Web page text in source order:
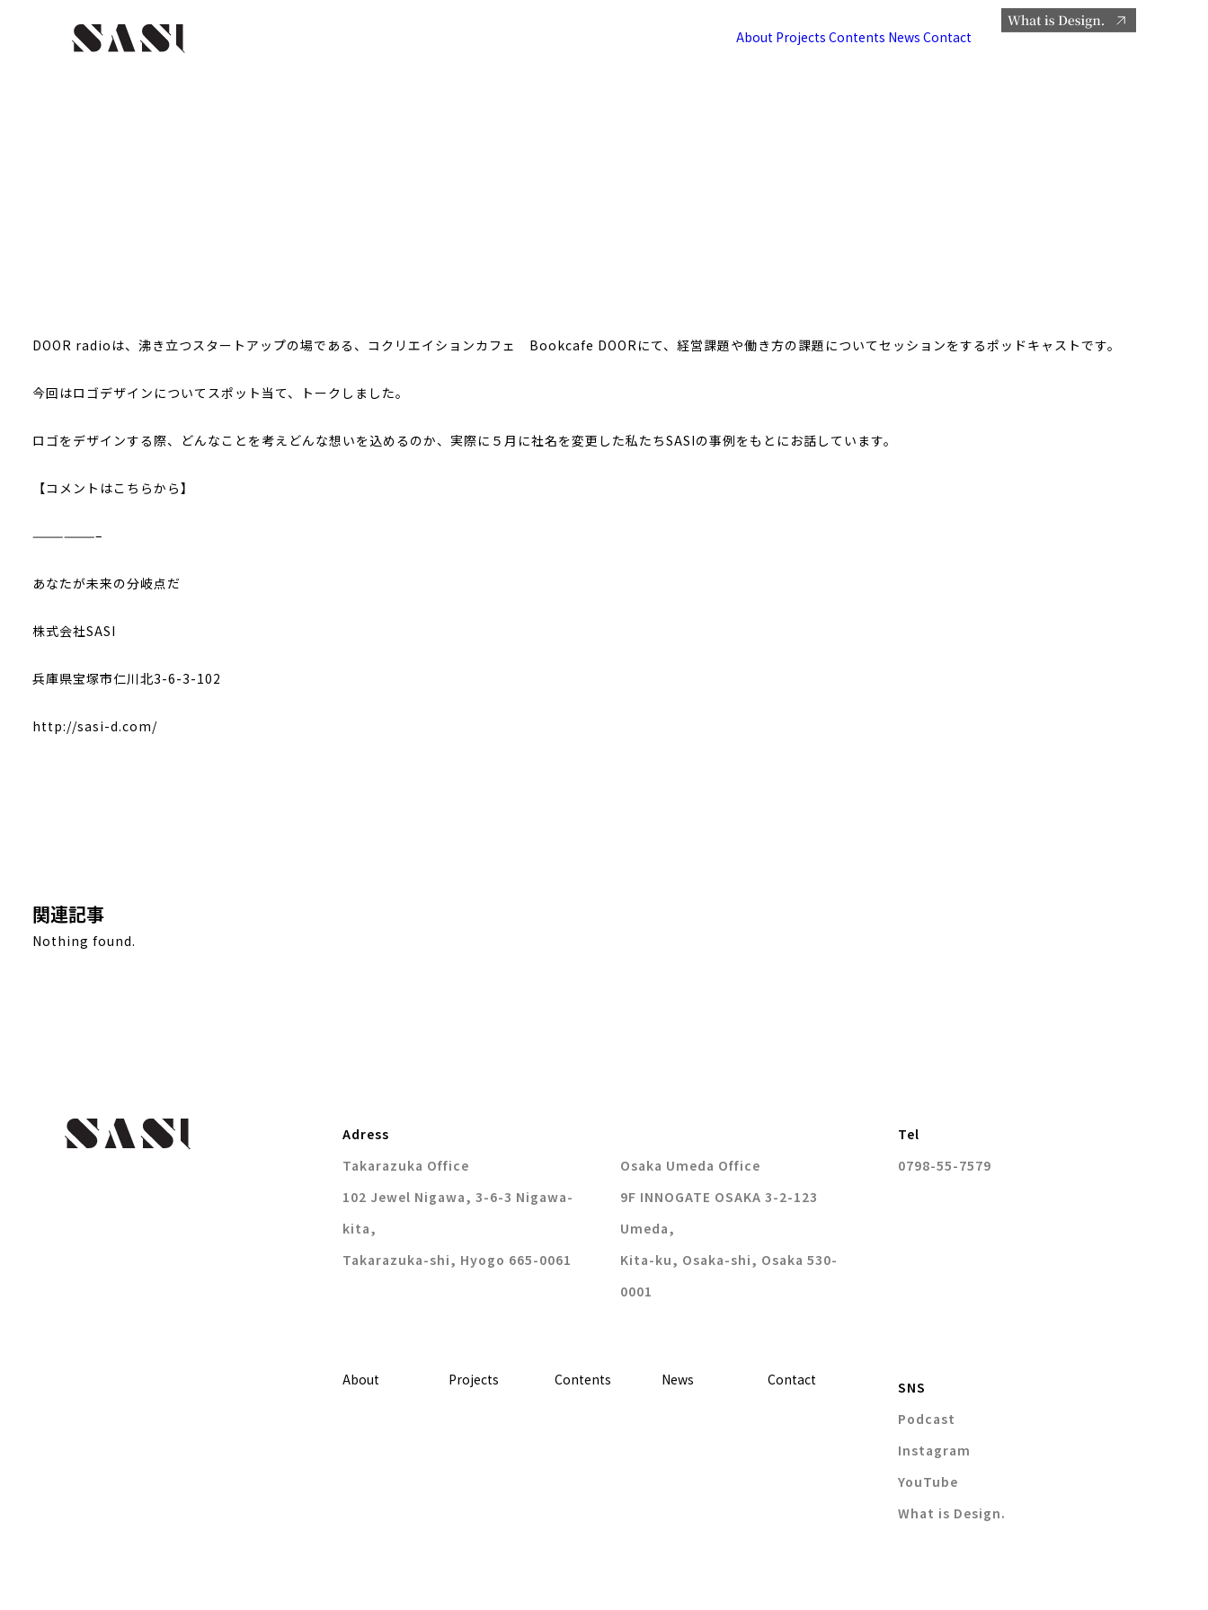
About Projects Contents News Contact
DOOR radioは、沸き立つスタートアップの場である、コクリエイションカフェ Bookcafe DOORにて、経営課題や働き方の課題についてセッションをするポッドキャストです。
今回はロゴデザインについてスポット当て、トークしました。
ロゴをデザインする際、どんなことを考えどんな想いを込めるのか、実際に５月に社名を変更した私たちSASIの事例をもとにお話しています。
【コメントはこちらから】
——————–
あなたが未来の分岐点だ
株式会社SASI
兵庫県宝塚市仁川北3-6-3-102
http://sasi-d.com/
関連記事
Nothing found.
Adress
Takarazuka Office
102 Jewel Nigawa, 3-6-3 Nigawa-
kita,
Takarazuka-shi, Hyogo 665-0061
Osaka Umeda Office
9F INNOGATE OSAKA 3-2-123
Umeda,
Kita-ku, Osaka-shi, Osaka 530-
0001
Tel
0798-55-7579
About Projects Contents News Contact
SNS
Podcast
Instagram
YouTube
What is Design.